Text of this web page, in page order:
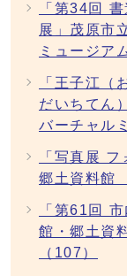
「第34回
展」茂原市
ミュージア
「王子江（
だいちてん
バーチャル
「写真展
郷土資料館
「第61回
館・郷土資
（107）